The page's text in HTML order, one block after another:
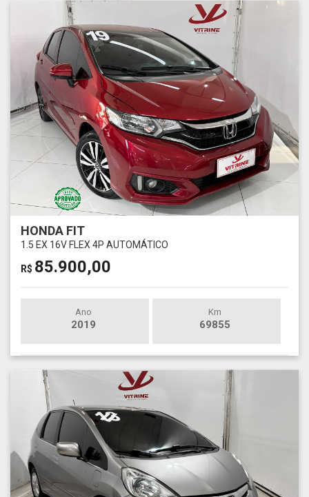
HONDA FIT
1.5 EX 16V FLEX 4P AUTOMÁTICO
R$ 85.900,00
Ano
2019
Km
69855